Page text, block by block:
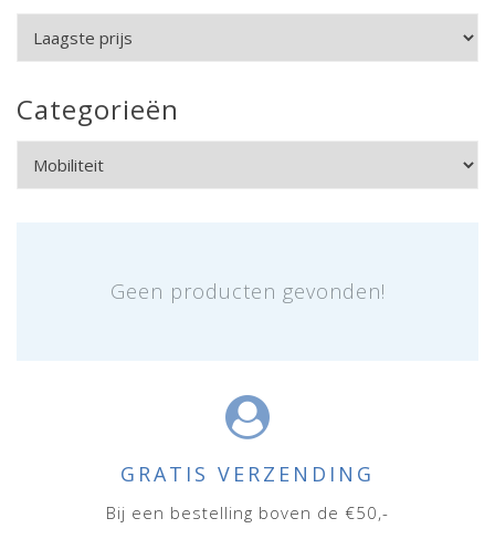
Categorieën
Geen producten gevonden!
GRATIS VERZENDING
Bij een bestelling boven de €50,-